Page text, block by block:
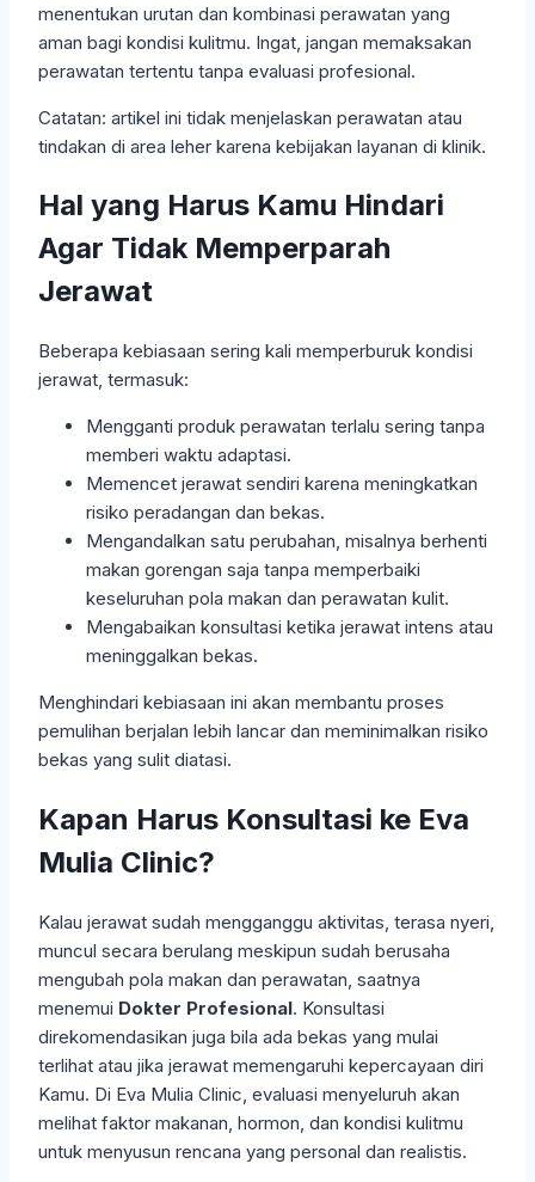
menentukan urutan dan kombinasi perawatan yang
aman bagi kondisi kulitmu. Ingat, jangan memaksakan
perawatan tertentu tanpa evaluasi profesional.
Catatan: artikel ini tidak menjelaskan perawatan atau
tindakan di area leher karena kebijakan layanan di klinik.
Hal yang Harus Kamu Hindari
Agar Tidak Memperparah
Jerawat
Beberapa kebiasaan sering kali memperburuk kondisi
jerawat, termasuk:
Mengganti produk perawatan terlalu sering tanpa
memberi waktu adaptasi.
Memencet jerawat sendiri karena meningkatkan
risiko peradangan dan bekas.
Mengandalkan satu perubahan, misalnya berhenti
makan gorengan saja tanpa memperbaiki
keseluruhan pola makan dan perawatan kulit.
Mengabaikan konsultasi ketika jerawat intens atau
meninggalkan bekas.
Menghindari kebiasaan ini akan membantu proses
pemulihan berjalan lebih lancar dan meminimalkan risiko
bekas yang sulit diatasi.
Kapan Harus Konsultasi ke Eva
Mulia Clinic?
Kalau jerawat sudah mengganggu aktivitas, terasa nyeri,
muncul secara berulang meskipun sudah berusaha
mengubah pola makan dan perawatan, saatnya
menemui Dokter Profesional. Konsultasi
direkomendasikan juga bila ada bekas yang mulai
terlihat atau jika jerawat memengaruhi kepercayaan diri
Kamu. Di Eva Mulia Clinic, evaluasi menyeluruh akan
melihat faktor makanan, hormon, dan kondisi kulitmu
untuk menyusun rencana yang personal dan realistis.